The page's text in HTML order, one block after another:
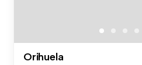
Orihuela